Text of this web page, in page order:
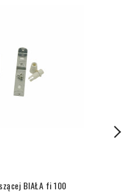
BIAŁA fi 100